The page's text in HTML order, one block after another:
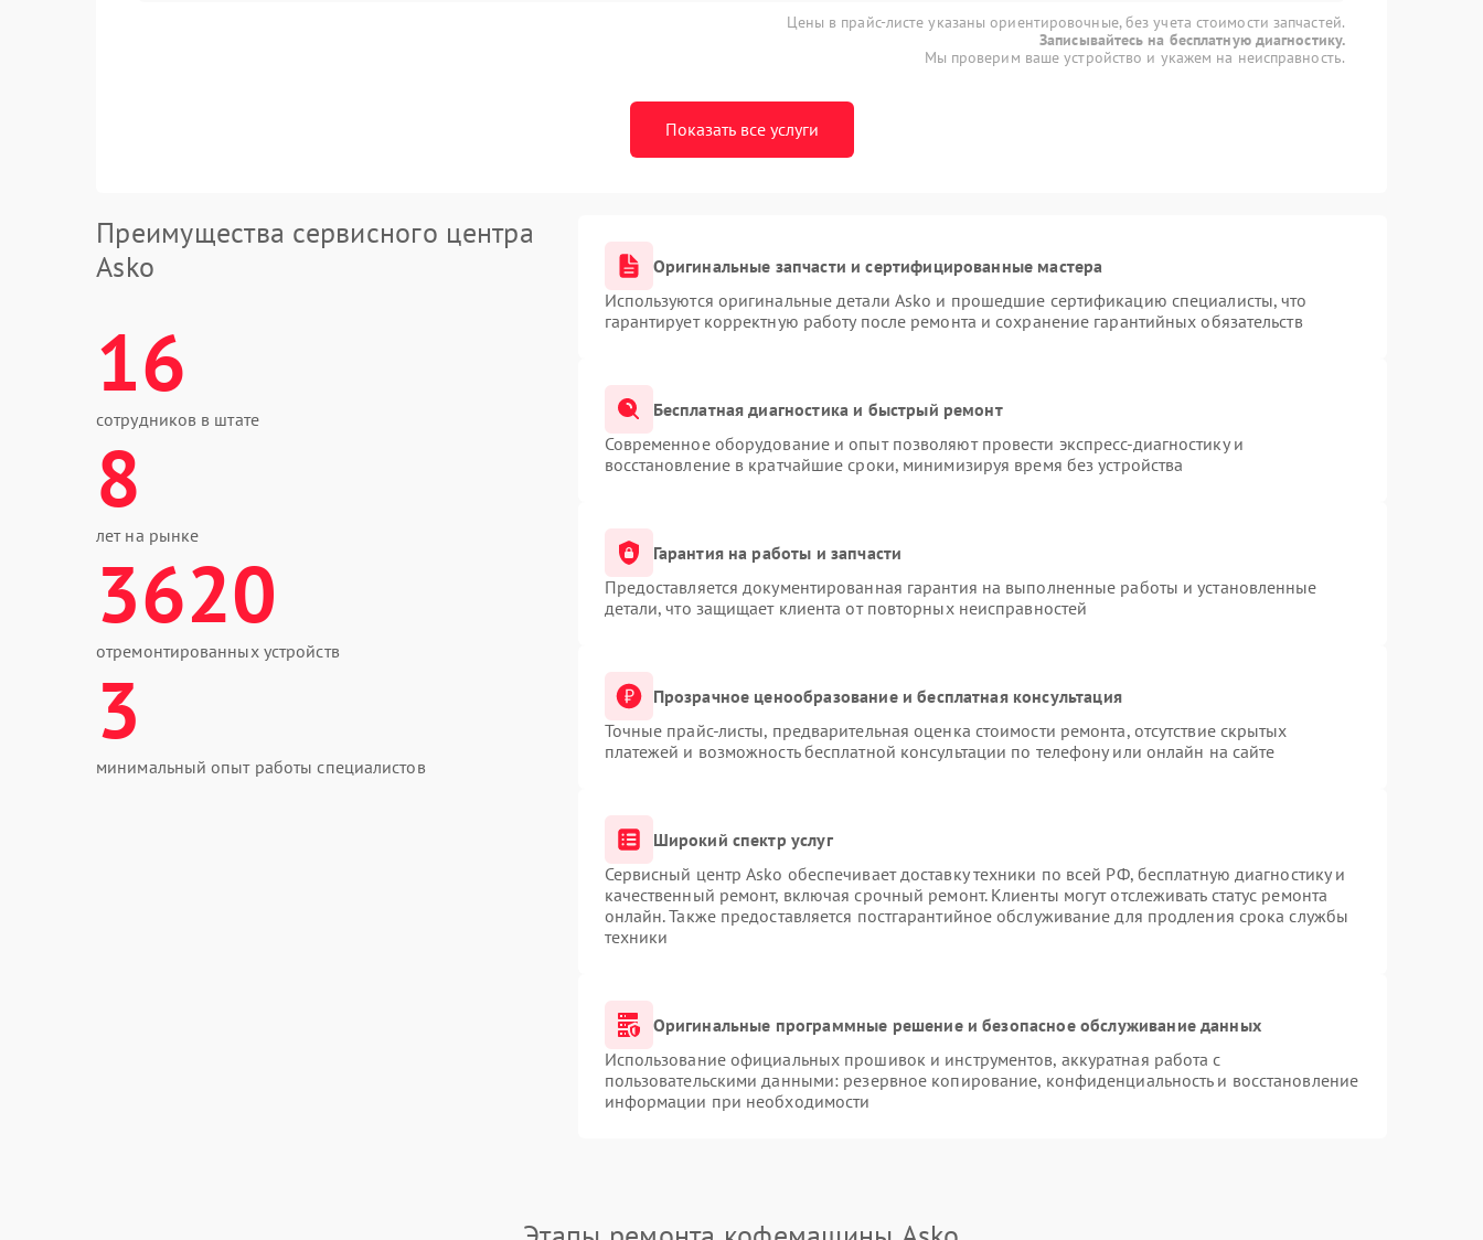
Цены в прайс-листе указаны ориентировочные, без учета стоимости запчастей.
Записывайтесь на бесплатную диагностику.
Мы проверим ваше устройство и укажем на неисправность.
Показать все услуги
Преимущества сервисного центра
Asko
16
сотрудников в штате
8
лет на рынке
3620
отремонтированных устройств
3
минимальный опыт работы специалистов
Оригинальные запчасти и сертифицированные мастера
Используются оригинальные детали Asko и прошедшие сертификацию специалисты, что
гарантирует корректную работу после ремонта и сохранение гарантийных обязательств
Бесплатная диагностика и быстрый ремонт
Современное оборудование и опыт позволяют провести экспресс-диагностику и
восстановление в кратчайшие сроки, минимизируя время без устройства
Гарантия на работы и запчасти
Предоставляется документированная гарантия на выполненные работы и установленные
детали, что защищает клиента от повторных неисправностей
Прозрачное ценообразование и бесплатная консультация
Точные прайс-листы, предварительная оценка стоимости ремонта, отсутствие скрытых
платежей и возможность бесплатной консультации по телефону или онлайн на сайте
Широкий спектр услуг
Сервисный центр Asko обеспечивает доставку техники по всей РФ, бесплатную диагностику и
качественный ремонт, включая срочный ремонт. Клиенты могут отслеживать статус ремонта
онлайн. Также предоставляется постгарантийное обслуживание для продления срока службы
техники
Оригинальные программные решение и безопасное обслуживание данных
Использование официальных прошивок и инструментов, аккуратная работа с
пользовательскими данными: резервное копирование, конфиденциальность и восстановление
информации при необходимости